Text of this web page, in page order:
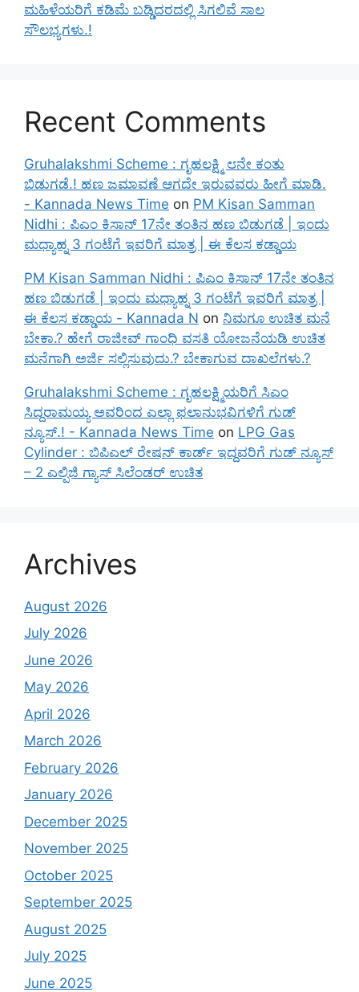
ಮಹಿಳೆಯರಿಗೆ ಕಡಿಮೆ ಬಡ್ಡಿದರದಲ್ಲಿ ಸಿಗಲಿವೆ ಸಾಲ
ಸೌಲಭ್ಯಗಳು.!
Recent Comments
Gruhalakshmi Scheme : ಗೃಹಲಕ್ಷ್ಮಿ ೮ನೇ ಕಂತು
ಬಿಡುಗಡೆ.! ಹಣ ಜಮಾವಣೆ ಆಗದೇ ಇರುವವರು ಹೀಗೆ ಮಾಡಿ.
- Kannada News Time on PM Kisan Samman
Nidhi : ಪಿಎಂ ಕಿಸಾನ್ 17ನೇ ತಂತಿನ ಹಣ ಬಿಡುಗಡೆ | ಇಂದು
ಮಧ್ಯಾಹ್ನ 3 ಗಂಟೆಗೆ ಇವರಿಗೆ ಮಾತ್ರ | ಈ ಕೆಲಸ ಕಡ್ಡಾಯ
PM Kisan Samman Nidhi : ಪಿಎಂ ಕಿಸಾನ್ 17ನೇ ತಂತಿನ
ಹಣ ಬಿಡುಗಡೆ | ಇಂದು ಮಧ್ಯಾಹ್ನ 3 ಗಂಟೆಗೆ ಇವರಿಗೆ ಮಾತ್ರ |
ಈ ಕೆಲಸ ಕಡ್ಡಾಯ - Kannada N on ನಿಮಗೂ ಉಚಿತ ಮನೆ
ಬೇಕಾ.? ಹೇಗೆ ರಾಜೀವ್ ಗಾಂಧಿ ವಸತಿ ಯೋಜನೆಯಡಿ ಉಚಿತ
ಮನೆಗಾಗಿ ಅರ್ಜಿ ಸಲ್ಲಿಸುವುದು.? ಬೇಕಾಗುವ ದಾಖಲೆಗಳು.?
Gruhalakshmi Scheme : ಗೃಹಲಕ್ಷ್ಮಿಯರಿಗೆ ಸಿಎಂ
ಸಿದ್ದರಾಮಯ್ಯ ಅವರಿಂದ ಎಲ್ಲಾ ಫಲಾನುಭವಿಗಳಿಗೆ ಗುಡ್
ನ್ಯೂಸ್.! - Kannada News Time on LPG Gas
Cylinder : ಬಿಪಿಎಲ್ ರೇಷನ್ ಕಾರ್ಡ್ ಇದ್ದವರಿಗೆ ಗುಡ್ ನ್ಯೂಸ್
– 2 ಎಲ್ಪಿಜಿ ಗ್ಯಾಸ್ ಸಿಲೆಂಡರ್ ಉಚಿತ
Archives
August 2026
July 2026
June 2026
May 2026
April 2026
March 2026
February 2026
January 2026
December 2025
November 2025
October 2025
September 2025
August 2025
July 2025
June 2025